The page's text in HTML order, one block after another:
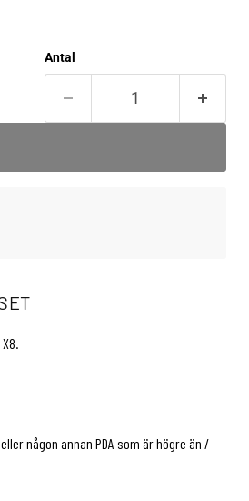
Antal
någon annan PDA som är högre än /